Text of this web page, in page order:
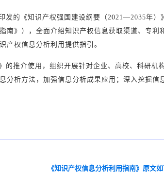
发的《知识产权强国建设纲要（2021—2035年
南》），全面介绍知识产权信息获取渠道、专利
产权信息分析利用提供指引。
的推介使用，组织开展针对企业、高校、科研机
分析方法，加强信息分析成果应用；深入挖掘信
《知识产权信息分析利用指南》原文如